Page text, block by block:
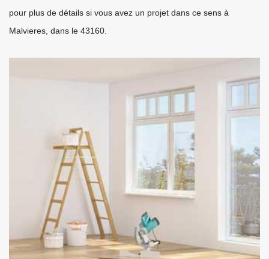
pour plus de détails si vous avez un projet dans ce sens à
Malvieres, dans le 43160.